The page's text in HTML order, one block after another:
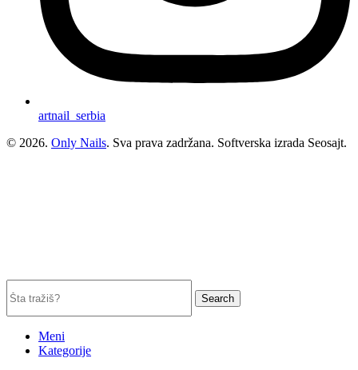
artnail_serbia
© 2026. Only Nails. Sva prava zadržana. Softverska izrada Seosajt.
Search
Meni
Kategorije